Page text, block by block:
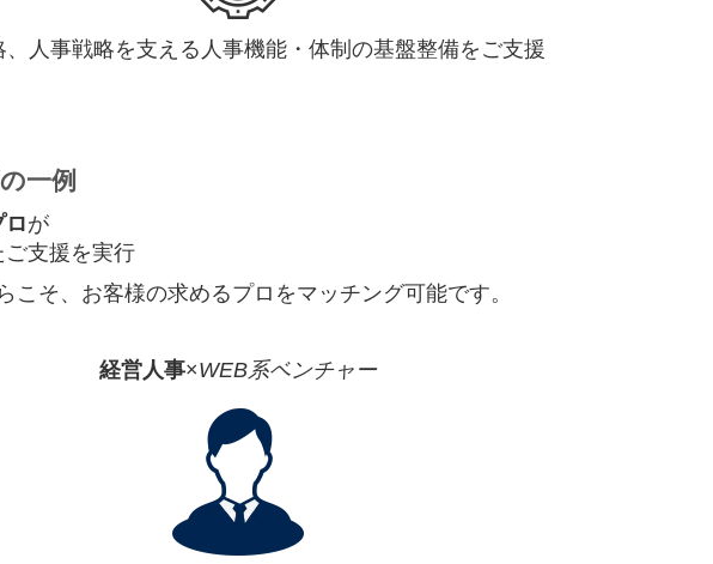
、人事戦略を支える人事機能・体制の基盤整備をご支援
一例
が
⽀援を実⾏
そ、お客様の求めるプロをマッチング可能です。
経営人事×WEB系ベンチャー